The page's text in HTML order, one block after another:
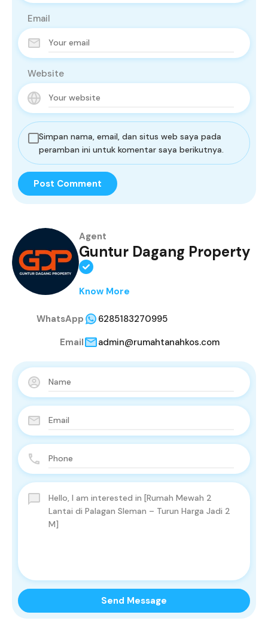
Email
Website
Simpan nama, email, dan situs web saya pada
peramban ini untuk komentar saya berikutnya.
Agent
Guntur Dagang Property
Know More
WhatsApp
6285183270995
Email
admin@rumahtanahkos.com
Send Message